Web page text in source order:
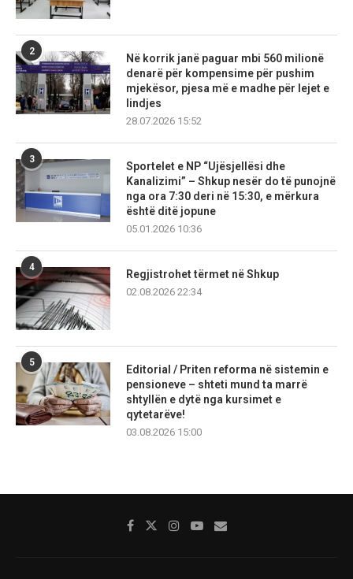
2
Në korrik janë paguar mbi 560 milionë
denarë për kompensime për pushim
mjekësor, pjesa më e madhe për lejet e
lindjes
28.07.2026 15:52
3
Sportelet e NP “Ujësjellësi dhe
Kanalizimi” – Shkup nesër do të punojnë
nga ora 7:30 deri në 15:30, e mërkura
është ditë jopune
05.01.2026 10:36
4
Regjistrohet tërmet në Shkup
02.08.2026 22:34
5
Editorial / Priten reforma në sistemin e
pensioneve – shteti mund ta marrë
shtyllën e dytë nga kursimet e
qytetarëve!
03.08.2026 15:00